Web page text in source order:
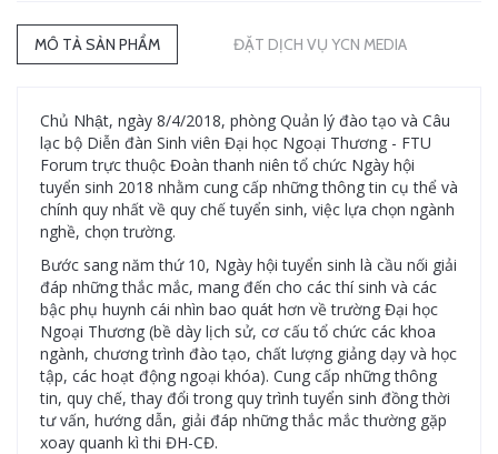
MÔ TẢ SẢN PHẨM ĐẶT DỊCH VỤ YCN MEDIA
Chủ Nhật, ngày 8/4/2018, phòng Quản lý đào tạo và Câu
lạc bộ Diễn đàn Sinh viên Đại học Ngoại Thương - FTU
Forum trực thuộc Đoàn thanh niên tổ chức Ngày hội
tuyển sinh 2018 nhằm cung cấp những thông tin cụ thể và
chính quy nhất về quy chế tuyển sinh, việc lựa chọn ngành
nghề, chọn trường.
Bước sang năm thứ 10, Ngày hội tuyển sinh là cầu nối giải
đáp những thắc mắc, mang đến cho các thí sinh và các
bậc phụ huynh cái nhìn bao quát hơn về trường Đại học
Ngoại Thương (bề dày lịch sử, cơ cấu tổ chức các khoa
ngành, chương trình đào tạo, chất lượng giảng dạy và học
tập, các hoạt động ngoại khóa). Cung cấp những thông
tin, quy chế, thay đổi trong quy trình tuyển sinh đồng thời
tư vấn, hướng dẫn, giải đáp những thắc mắc thường gặp
xoay quanh kì thi ĐH-CĐ.